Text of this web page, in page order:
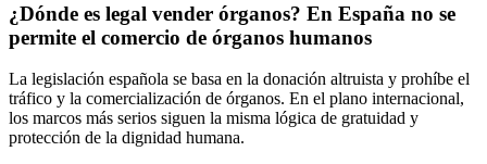
¿Dónde es legal vender órganos? En España no se
permite el comercio de órganos humanos
La legislación española se basa en la donación altruista y prohíbe el
tráfico y la comercialización de órganos. En el plano internacional,
los marcos más serios siguen la misma lógica de gratuidad y
protección de la dignidad humana.